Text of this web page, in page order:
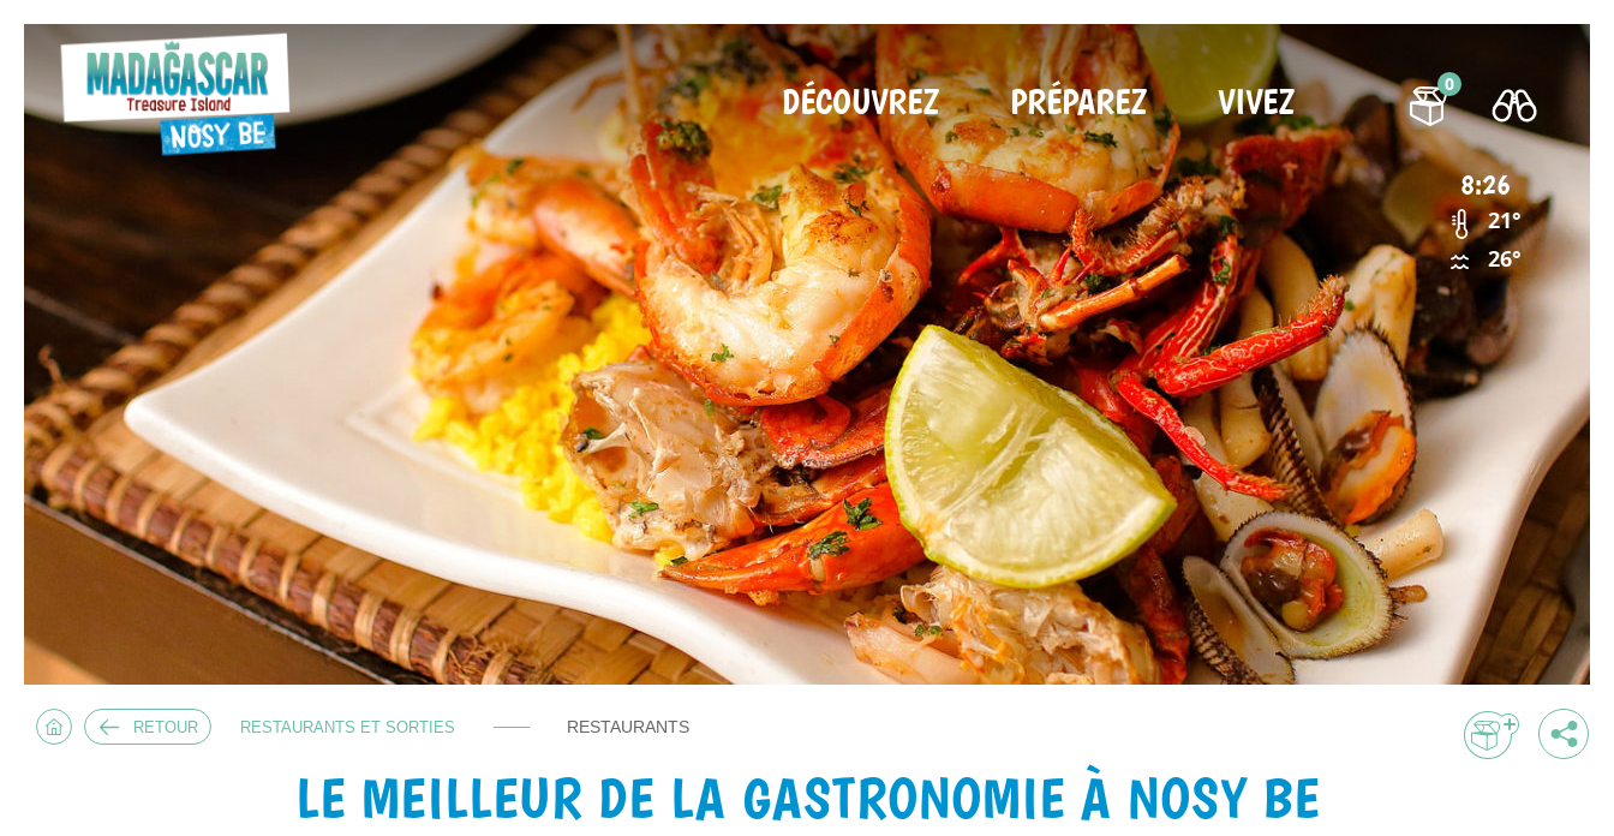
DÉCOUVREZ PRÉPAREZ VIVEZ 0
8:26
21°
26°
RETOUR RESTAURANTS ET SORTIES RESTAURANTS
LE MEILLEUR DE LA GASTRONOMIE À NOSY BE